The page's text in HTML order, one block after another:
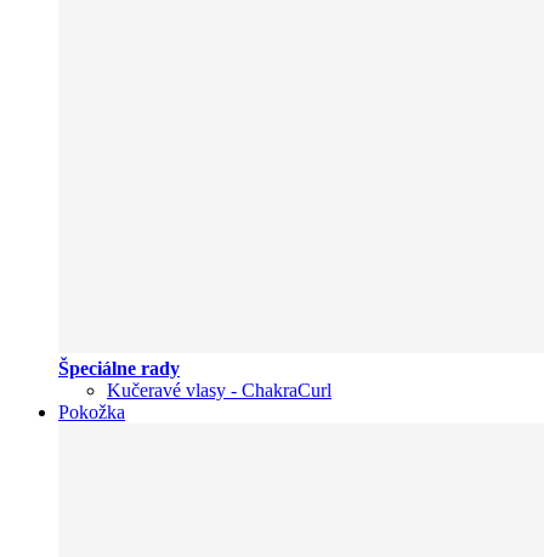
Špeciálne rady
Kučeravé vlasy - ChakraCurl
Pokožka